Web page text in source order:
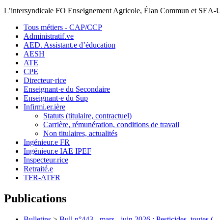
L’intersyndicale FO Enseignement Agricole, Élan Commun et SEA-
Tous métiers - CAP/CCP
Administratif.ve
AED. Assistant.e d’éducation
AESH
ATE
CPE
Directeur·rice
Enseignant·e du Secondaire
Enseignant·e du Sup
Infirmi.er.ière
Statuts (titulaire, contractuel)
Carrière, rémunération, conditions de travail
Non titulaires, actualités
Ingénieur.e FR
Ingénieur.e IAE IPEF
Inspecteur.rice
Retraité.e
TFR-ATFR
Publications